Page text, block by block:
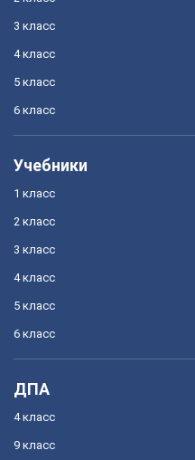
3 класс
4 класс
5 класс
6 класс
Учебники
1 класс
2 класс
3 класс
4 класс
5 класс
6 класс
ДПА
4 класс
9 класс